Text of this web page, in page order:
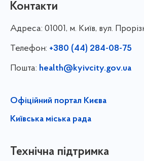
Контакти
Адреса: 01001, м. Київ, вул.
Телефон: +380 (44) 284-08-75
Пошта: health@kyivcity.gov.ua
Офіційний портал Києва
Київська міська рада
Технічна підтримка